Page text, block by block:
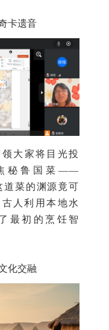
卡遗音
大家将目光投
秘鲁国菜——
道菜的渊源竟可
人利用本地水
最初的烹饪智
化交融